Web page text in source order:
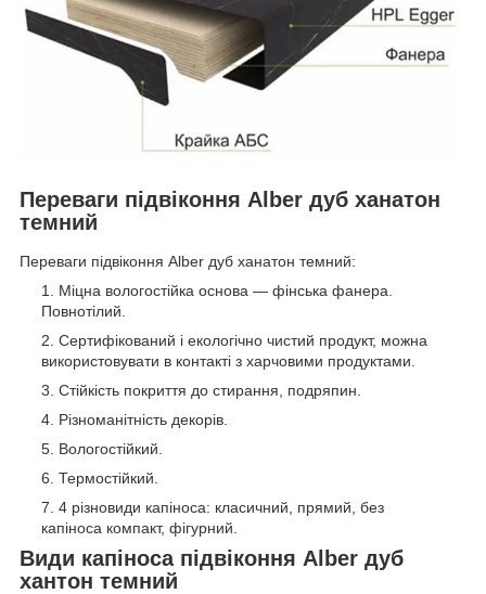
Переваги підвіконня Alber дуб ханатон
темний
Переваги підвіконня Alber дуб ханатон темний:
Міцна вологостійка основа — фінська фанера.
Повнотілий.
Сертифікований і екологічно чистий продукт, можна
використовувати в контакті з харчовими продуктами.
Стійкість покриття до стирання, подряпин.
Різноманітність декорів.
Вологостійкий.
Термостійкий.
4 різновиди капіноса: класичний, прямий, без
капіноса компакт, фігурний.
Види капіноса підвіконня Alber дуб
хантон темний